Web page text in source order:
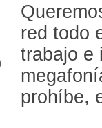
red todo
trabajo e
prohíbe,